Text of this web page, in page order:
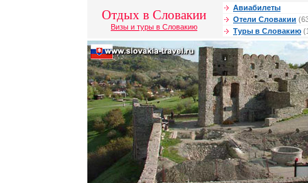
Отдых в Словакии
Визы и туры в Словакию
Авиабилеты
Отели Словакии
Туры в Словакию